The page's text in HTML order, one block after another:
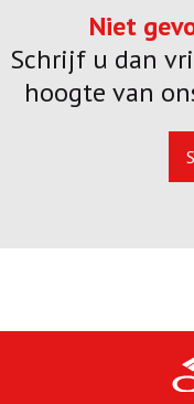
Niet
Schrijf u dan
hoogte van